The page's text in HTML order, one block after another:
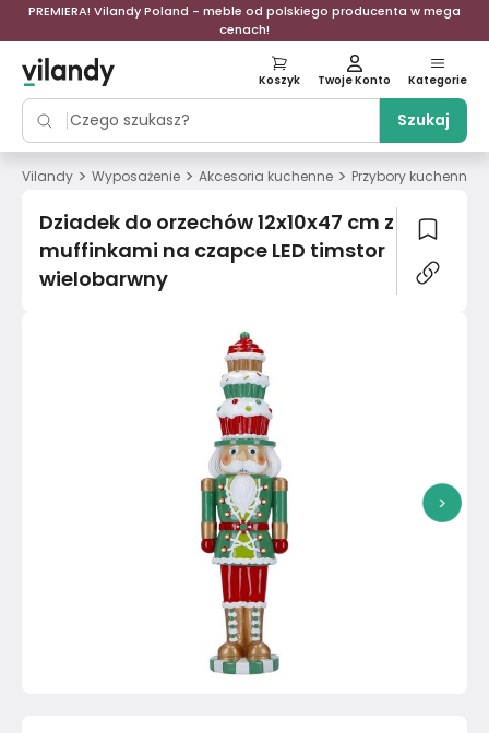
PREMIERA! Vilandy Poland - meble od polskiego producenta w mega
cenach!
Szukaj
Koszyk Twoje Konto Kategorie
Vilandy > Wyposażenie > Akcesoria kuchenne > Przybory kuchenne
Dziadek do orzechów 12x10x47 cm z
muffinkami na czapce LED timstor
wielobarwny
>